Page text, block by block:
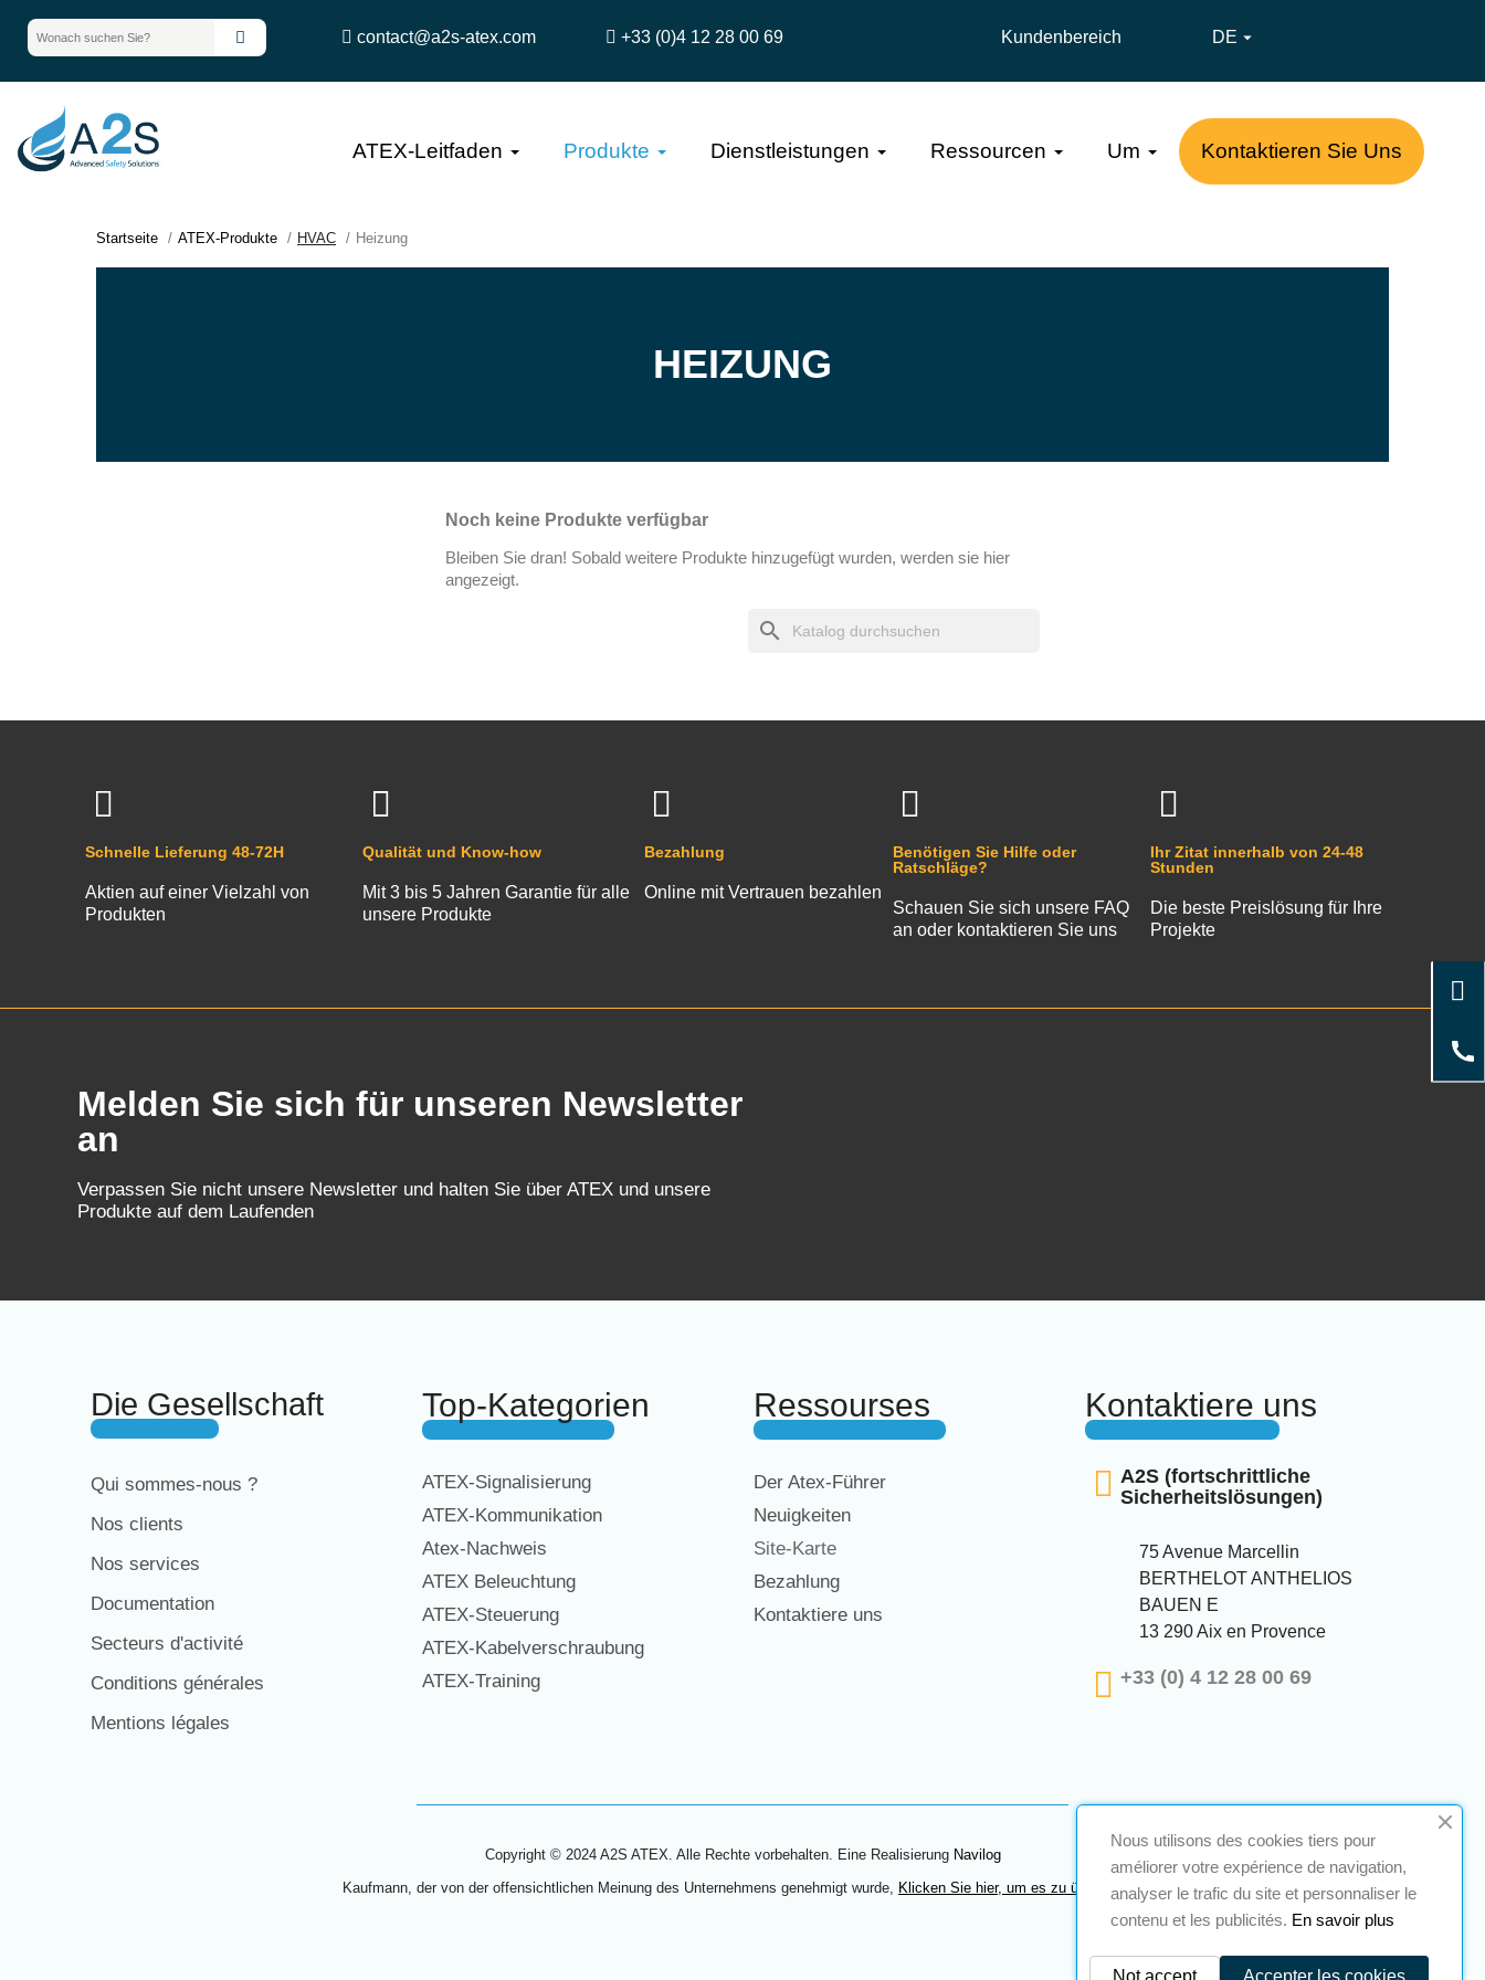
contact@a2s-atex.com +33 (0)4 12 28 00 69 Kundenbereich DE 
ATEX-Leitfaden Produkte Dienstleistungen Ressourcen Um Kontaktieren Sie Uns
Startseite ATEX-Produkte HVAC Heizung
HEIZUNG
Noch keine Produkte verfügbar
Bleiben Sie dran! Sobald weitere Produkte hinzugefügt wurden, werden sie hier
angezeigt.
search
Schnelle Lieferung 48-72H
Aktien auf einer Vielzahl von
Produkten
Qualität und Know-how
Mit 3 bis 5 Jahren Garantie für alle
unsere Produkte
Bezahlung
Online mit Vertrauen bezahlen
Benötigen Sie Hilfe oder
Ratschläge?
Schauen Sie sich unsere FAQ
an oder kontaktieren Sie uns
Ihr Zitat innerhalb von 24-48
Stunden
Die beste Preislösung für Ihre
Projekte
Melden Sie sich für unseren Newsletter
an
Verpassen Sie nicht unsere Newsletter und halten Sie über ATEX und unsere
Produkte auf dem Laufenden
Die Gesellschaft
Qui sommes-nous ?
Nos clients
Nos services
Documentation
Secteurs d'activité
Conditions générales
Mentions légales
Top-Kategorien
ATEX-Signalisierung
ATEX-Kommunikation
Atex-Nachweis
ATEX Beleuchtung
ATEX-Steuerung
ATEX-Kabelverschraubung
ATEX-Training
Ressourses
Der Atex-Führer
Neuigkeiten
Site-Karte
Bezahlung
Kontaktiere uns
Kontaktiere uns
A2S (fortschrittliche
Sicherheitslösungen)
75 Avenue Marcellin
BERTHELOT ANTHELIOS
BAUEN E
13 290 Aix en Provence
+33 (0) 4 12 28 00 69
Copyright © 2024 A2S ATEX. Alle Rechte vorbehalten. Eine Realisierung Navilog
Kaufmann, der von der offensichtlichen Meinung des Unternehmens genehmigt wurde, Klicken Sie hier, um es zu überprüfen.
Nous utilisons des cookies tiers pour
améliorer votre expérience de navigation,
analyser le trafic du site et personnaliser le
contenu et les publicités. En savoir plus
Accepter les cookies
Not accept